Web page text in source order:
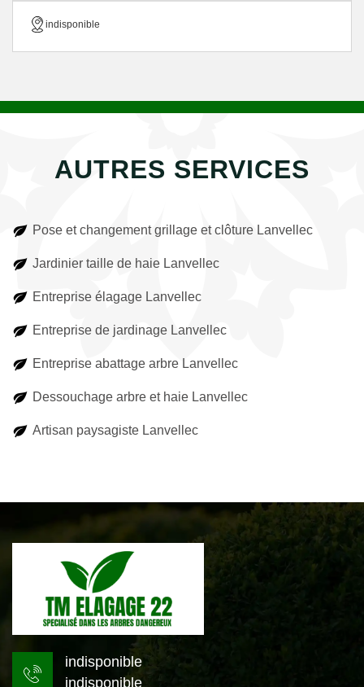
indisponible
AUTRES SERVICES
Pose et changement grillage et clôture Lanvellec
Jardinier taille de haie Lanvellec
Entreprise élagage Lanvellec
Entreprise de jardinage Lanvellec
Entreprise abattage arbre Lanvellec
Dessouchage arbre et haie Lanvellec
Artisan paysagiste Lanvellec
indisponible
indisponible